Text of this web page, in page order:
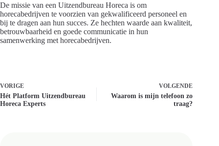
De missie van een Uitzendbureau Horeca is om
horecabedrijven te voorzien van gekwalificeerd personeel en
bij te dragen aan hun succes. Ze hechten waarde aan kwaliteit,
betrouwbaarheid en goede communicatie in hun
samenwerking met horecabedrijven.
VORIGE
Hét Platform Uitzendbureau
Horeca Experts
VOLGENDE
Waarom is mijn telefoon zo
traag?